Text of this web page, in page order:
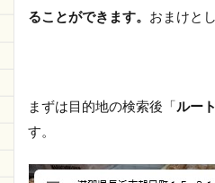
ることができます。 おまけと
まずは目的地の検索後「ルー
す。